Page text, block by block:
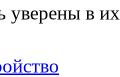
в их